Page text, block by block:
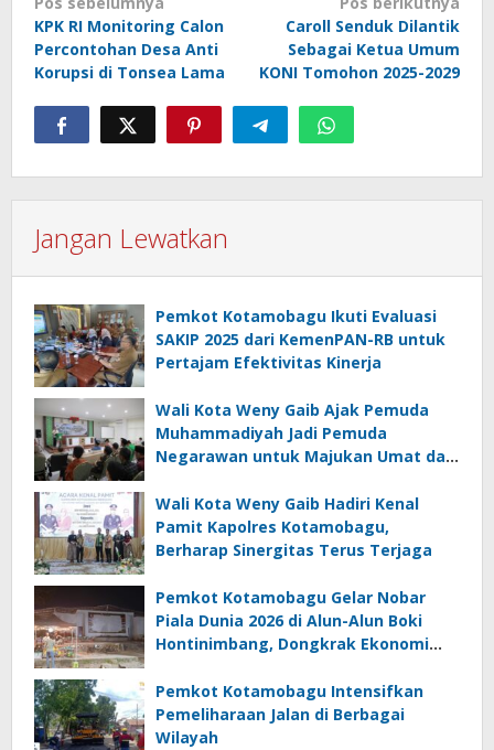
pos
KPK RI Monitoring Calon
Percontohan Desa Anti
Korupsi di Tonsea Lama
Caroll Senduk Dilantik
Sebagai Ketua Umum
KONI Tomohon 2025-2029
Jangan Lewatkan
Pemkot Kotamobagu Ikuti Evaluasi
SAKIP 2025 dari KemenPAN-RB untuk
Pertajam Efektivitas Kinerja
Wali Kota Weny Gaib Ajak Pemuda
Muhammadiyah Jadi Pemuda
Negarawan untuk Majukan Umat dan
Wali Kota Weny Gaib Hadiri Kenal
Pamit Kapolres Kotamobagu,
Berharap Sinergitas Terus Terjaga
Pemkot Kotamobagu Gelar Nobar
Piala Dunia 2026 di Alun-Alun Boki
Hontinimbang, Dongkrak Ekonomi
Pemkot Kotamobagu Intensifkan
Pemeliharaan Jalan di Berbagai
Wilayah